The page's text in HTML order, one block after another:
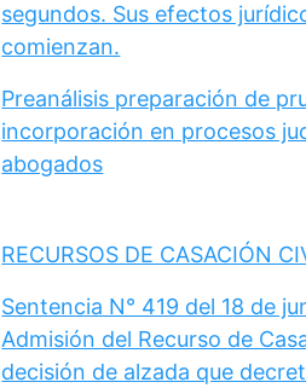
segundos. Sus efectos
comienzan.
Preanálisis preparación de
incorporación en procesos
abogados
RECURSOS DE CASACIÓN
Sentencia N° 419 del 18 de
Admisión del Recurso de
decisión de alzada que